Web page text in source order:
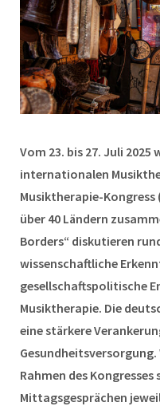
Vom 23. bis 27. Juli
internationalen
Musiktherapie-Kongress
über 40 Ländern
Borders“ diskutieren
wissenschaftliche
gesellschaftspolitische
Musiktherapie. Die
eine stärkere
Rahmen des
Mittagsgesprächen